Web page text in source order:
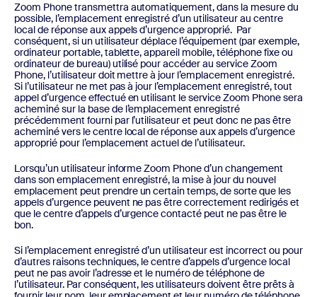
Zoom Phone transmettra automatiquement, dans la mesure du
possible, l’emplacement enregistré d’un utilisateur au centre
local de réponse aux appels d’urgence approprié. Par
conséquent, si un utilisateur déplace l’équipement (par exemple,
ordinateur portable, tablette, appareil mobile, téléphone fixe ou
ordinateur de bureau) utilisé pour accéder au service Zoom
Phone, l’utilisateur doit mettre à jour l’emplacement enregistré.
Si l’utilisateur ne met pas à jour l’emplacement enregistré, tout
appel d’urgence effectué en utilisant le service Zoom Phone sera
acheminé sur la base de l’emplacement enregistré
précédemment fourni par l’utilisateur et peut donc ne pas être
acheminé vers le centre local de réponse aux appels d’urgence
approprié pour l’emplacement actuel de l’utilisateur.
Lorsqu’un utilisateur informe Zoom Phone d’un changement
dans son emplacement enregistré, la mise à jour du nouvel
emplacement peut prendre un certain temps, de sorte que les
appels d’urgence peuvent ne pas être correctement redirigés et
que le centre d’appels d’urgence contacté peut ne pas être le
bon.
Si l’emplacement enregistré d’un utilisateur est incorrect ou pour
d’autres raisons techniques, le centre d’appels d’urgence local
peut ne pas avoir l’adresse et le numéro de téléphone de
l’utilisateur. Par conséquent, les utilisateurs doivent être prêts à